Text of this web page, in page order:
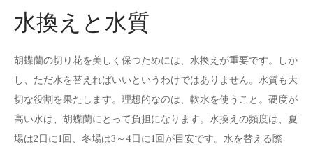
水換えと水質
胡蝶蘭の切り花を美しく保つためには、水換えが重要です。しか
し、ただ水を替えればいいというわけではありません。水質も大
切な役割を果たします。理想的なのは、軟水を使うこと。硬度が
高い水は、胡蝶蘭にとって負担になります。水換えの頻度は、夏
場は2日に1回、冬場は3～4日に1回が目安です。水を替える際